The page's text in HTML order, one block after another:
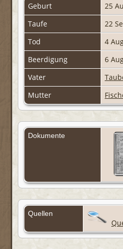
Geburt 25
Taufe
22
Tod
4
Beerdigung
6
Vater
Mutter
Dokumente
Quellen